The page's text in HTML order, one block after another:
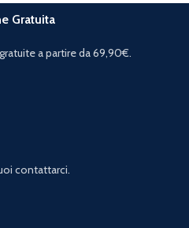
Gratuita
a partire da 69,90€.
contattarci.